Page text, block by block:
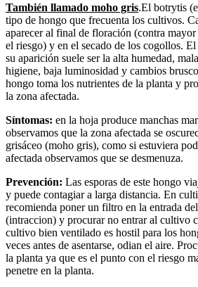
También llamado moho gris.El botrytis
tipo de hongo que frecuenta los cultivos.
aparecer al final de floración (contra
el riesgo) y en el secado de los cogollos.
su aparición suele ser la alta humedad,
higiene, baja luminosidad y cambios
hongo toma los nutrientes de la planta y
la zona afectada.
Síntomas: en la hoja produce manchas
observamos que la zona afectada se
grisáceo (moho gris), como si estuviera
afectada observamos que se desmenuza.
Prevención: Las esporas de este hongo
y puede contagiar a larga distancia. En
recomienda poner un filtro en la entrada
(intraccion) y procurar no entrar al cultivo
cultivo bien ventilado es hostil para los
veces antes de asentarse, odian el aire.
la planta ya que es el punto con el riesgo
penetre en la planta.